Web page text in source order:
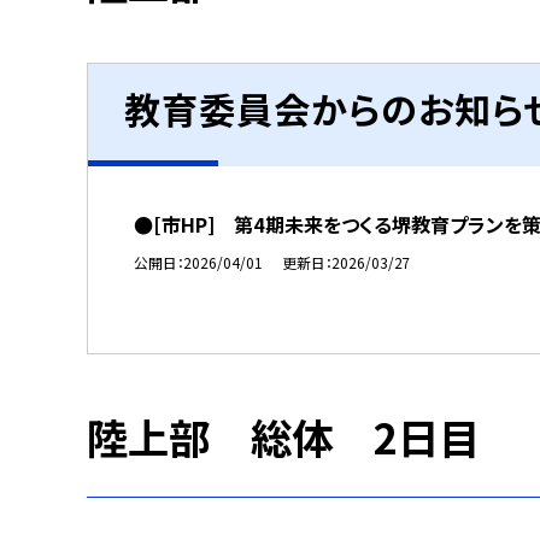
教育委員会からのお知ら
●[市HP] 第4期未来をつくる堺教育プランを策
公開日 2026/04/01 更新日 2026/03/27
陸上部 総体 2日目